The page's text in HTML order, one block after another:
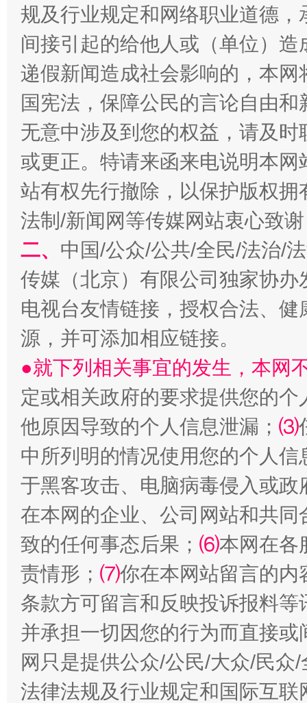
在谋一域中谋全局
今
习近平的博鳌关键词
魏明亮
“刷贴”乱象丛生
生
揭批美国五大"原罪" "炒
规及行业规定和网络职业道德
间接引起的给他人或（单位）
递假新闻造成社会影响的，本
国宪法，保障公民的言论自由
无意中涉及到您的权益，请及
或更正。特请来函来电说明本
站有权先行撤除，以保护版权
法制/新闻网等传媒网站衷心致
二、 中国/公众/公共/全民/法治/
传媒（北京）有限公司独家协
电视台友情链接，授权合法、
源，并可添加相应链接。
●就下列相关事宜的发生，本网
定或相关政府的要求提供您的个
他原因导致的个人信息泄漏； ⑶
中所列明的情况使用您的个人
于黑客攻击、电脑病毒侵入或
在本网的企业、公司网站和共
致的任何事态后果； ⑹本网在各
责情形； ⑺你在本网站留言的内
条款方可留言和反映投诉报料
并承担一切因您的行为而直接
网只是提供公众/公民/大众/民
法律法规及行业规定和国际互